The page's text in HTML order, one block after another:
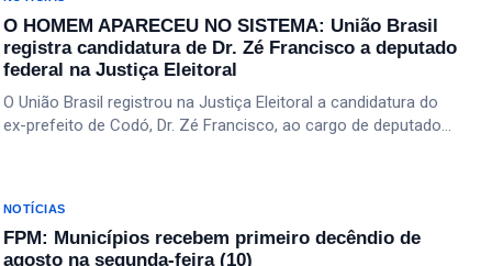
O HOMEM APARECEU NO SISTEMA: União Brasil
registra candidatura de Dr. Zé Francisco a deputado
federal na Justiça Eleitoral
O União Brasil registrou na Justiça Eleitoral a candidatura do
ex-prefeito de Codó, Dr. Zé Francisco, ao cargo de deputado…
NOTÍCIAS
FPM: Municípios recebem primeiro decêndio de
agosto na segunda-feira (10)